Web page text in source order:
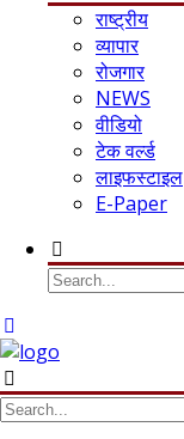
राष्ट्रीय
व्यापार
रोजगार
NEWS
वीडियो
टेक वर्ल्ड
लाइफस्टाइल
E-Paper